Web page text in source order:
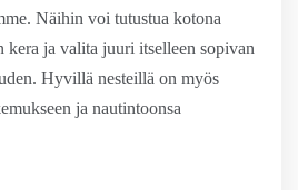
Näihin voi tutustua kotona
kera ja valita juuri itselleen sopivan
Hyvillä nesteillä on myös
ja nautintoonsa